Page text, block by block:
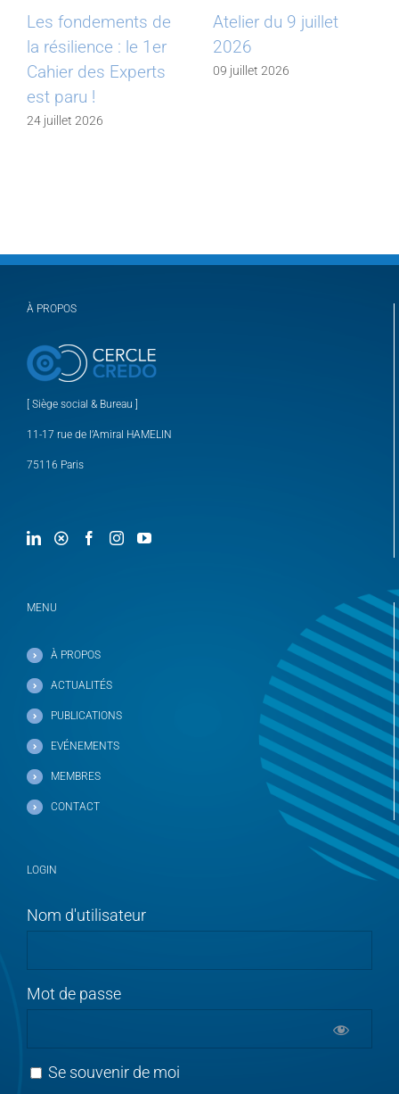
Les fondements de
la résilience : le 1er
Cahier des Experts
est paru !
24 juillet 2026
Atelier du 9 juillet
2026
09 juillet 2026
À PROPOS
[ Siège social & Bureau ]
11-17 rue de l’Amiral HAMELIN
75116 Paris
MENU
À PROPOS
ACTUALITÉS
PUBLICATIONS
EVÉNEMENTS
MEMBRES
CONTACT
LOGIN
Nom d'utilisateur
Mot de passe
Se souvenir de moi